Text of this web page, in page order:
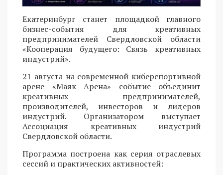
Екатеринбург станет площадкой главного
бизнес-события для креативных
предпринимателей Свердловской области
«Кооперация будущего: Связь креативных
индустрий».
21 августа на современной киберспортивной
арене «Маяк Арена» событие объединит
креативных предпринимателей,
производителей, инвесторов и лидеров
индустрий. Организатором выступает
Ассоциация креативных индустрий
Свердловской области.
Программа построена как серия отраслевых
сессий и практических активностей: